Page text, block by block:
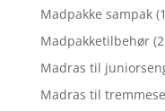
Madpakke sampak
Madpakketilbehør
Madras til
Madras til